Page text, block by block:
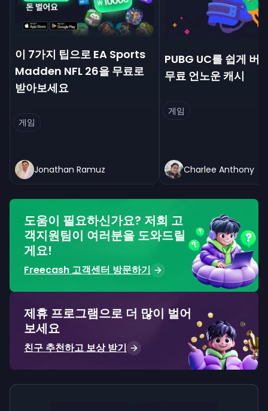
이 7가지 팁으로 EA Sports
Madden NFL 26을 무료로
받아보세요
게임
Jonathan Ramuz
PUBG UC를 쉽게 버
무료 언노운 캐시
게임
Charlee Anthony
도움이 필요하신가요? 저희 고
객지원팀이 여러분을 도와드릴
게요!
Freecash 고객센터 방문하기
제휴 프로그램으로 더 많이 벌어
보세요
친구 추천하고 보상 받기